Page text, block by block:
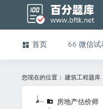
首页 微信试
您现在的位置： 建筑工程题库
房地产估价师